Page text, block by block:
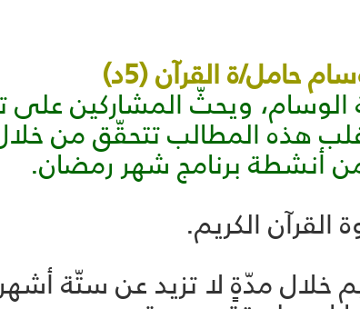
حامل/ة القرآن (5د)
الوسام، ويحثّ المشاركين
هذه المطالب تتحقّق من
أنشطة برنامج شهر رمضان.